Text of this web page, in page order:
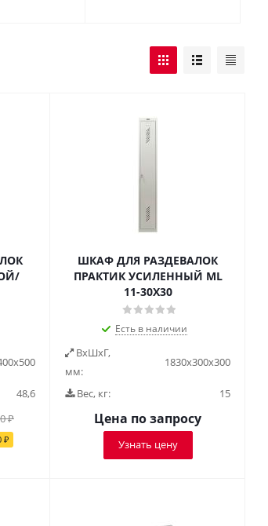
48,6
₽
₽
ШКАФ ДЛЯ РАЗДЕВАЛОК
ПРАКТИК УСИЛЕННЫЙ ML
11-30X30
Есть в наличии
ВxШxГ,
мм:
1830x300x300
Вес, кг: 15
Цена по запросу
Узнать цену